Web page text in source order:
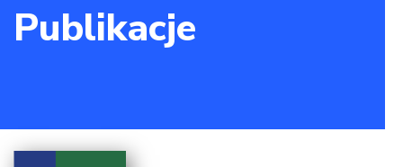
Publikacje